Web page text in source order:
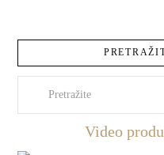
Video